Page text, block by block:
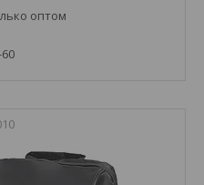
оптом